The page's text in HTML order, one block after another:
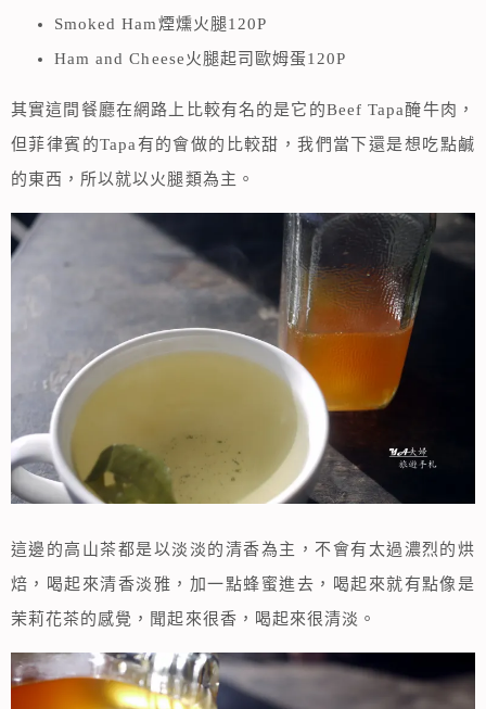
Smoked Ham煙燻火腿120P
Ham and Cheese火腿起司歐姆蛋120P
其實這間餐廳在網路上比較有名的是它的Beef Tapa醃牛肉，
但菲律賓的Tapa有的會做的比較甜，我們當下還是想吃點鹹
的東西，所以就以火腿類為主。
這邊的高山茶都是以淡淡的清香為主，不會有太過濃烈的烘
焙，喝起來清香淡雅，加一點蜂蜜進去，喝起來就有點像是
茉莉花茶的感覺，聞起來很香，喝起來很清淡。